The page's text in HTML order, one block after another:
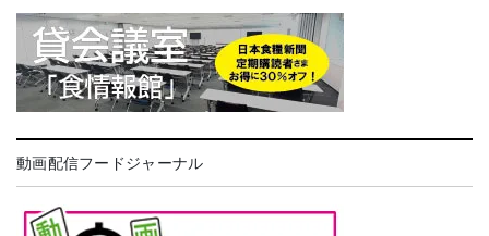
動画配信フードジャーナル